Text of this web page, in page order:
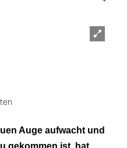
Auge aufwacht und
gekommen ist, hat